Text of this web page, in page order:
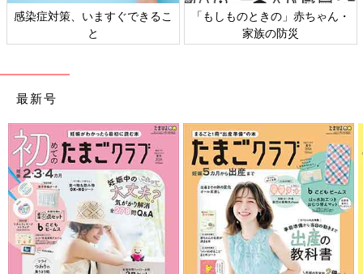
へたらない！生地しっかりしてる！最高！ととってもお気に入り
なんだとか。まさに大活躍してくれそうですね。
モコアイテムや、長袖肌着など、注目商品が目
白押しです！今回は、そんなユニクロの秋冬の
ベビーアイテムをご紹介します。
ユニクロの秋冬アイテムは、どれも暖かそうで、可愛いデザイン
が多かったですよね。昨年人気だったアイテムが、グッとオトク
になって店舗に並んでいるそうなので、要チェックです！新作商
品もぜひチェックしてみてくださいね。
(文・水川ちさ)
※記事内容でご紹介している投稿、リンク先は、削除される場合
感染症対策、いますぐできるこ
と
「もしものときの」赤ちゃん・
家族の防災
最新号